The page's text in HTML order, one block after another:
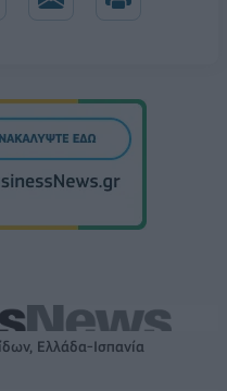
Ελλάδα-Ισπανία